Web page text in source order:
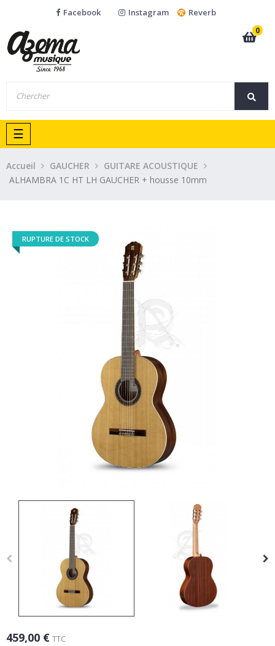
Facebook Instagram
Reverb
0
Basculer
la
navigation
☰
Accueil GAUCHER
GUITARE ACOUSTIQUE
ALHAMBRA 1C HT LH GAUCHER + housse 10mm
RUPTURE DE STOCK
459,00 € TTC